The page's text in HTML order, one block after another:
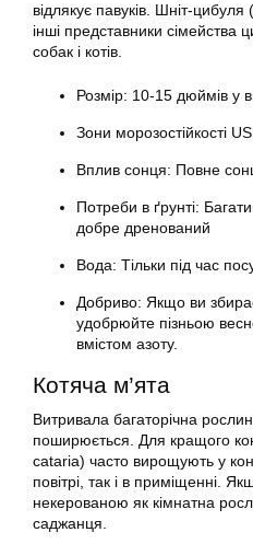
відлякує павуків. Шніт-
інші представники сімейства
собак і котів.
Розмір: 10-15 дюймів у
Зони морозостійкості
Вплив сонця: Повне
Потреби в ґрунті:
добре дренований
Вода: Тільки під час
Добриво: Якщо ви
удобрюйте пізньою
вмістом азоту.
Котяча м’ята
Витривала багаторічна
поширюється. Для кращого
cataria) часто вирощують у
повітрі, так і в приміщенні.
некерованою як кімнатна
саджанця.